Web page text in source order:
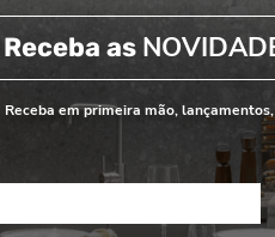
Receba as
Receba em primeira mão,